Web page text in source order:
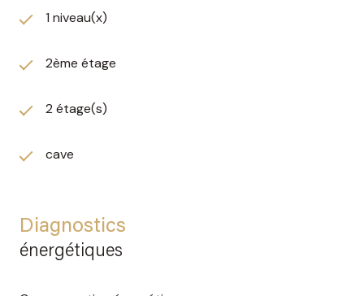
1 niveau(x)
2ème étage
2 étage(s)
cave
Diagnostics
énergétiques